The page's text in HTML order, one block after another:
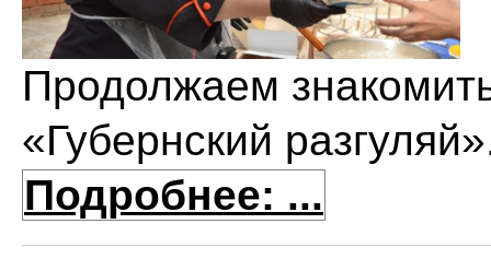
Продолжаем
«Губернский
Подробнее: ...